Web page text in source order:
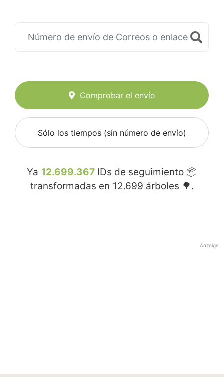
Comprobar el envío
Sólo los tiempos (sin número de envío)
Ya 12.699.367 IDs de seguimiento 📦
transformadas en 12.699 árboles 🌳.
Anzeige